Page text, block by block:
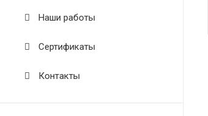
Наши работы
Сертификаты
Контакты